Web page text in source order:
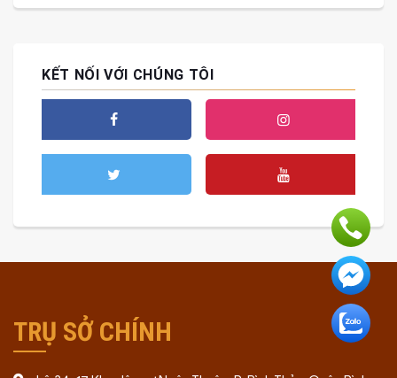
KẾT NỐI VỚI CHÚNG TÔI
TRỤ SỞ CHÍNH